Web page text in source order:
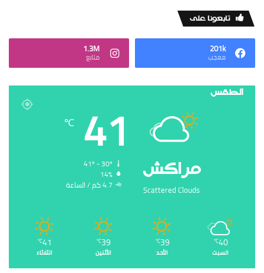
‏تابعونا على
201k
‏معجب
1.3M
‏متابع
الطقس
‏مراكش
Scattered Clouds
41
℃
14%
4.7 ‏كم / الساعة
40
℃
السبت
39
℃
الأحد
39
℃
الأثنين
41
℃
الثلاثاء